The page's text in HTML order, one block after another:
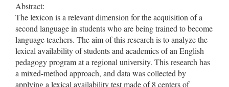
Abstract:
The lexicon is a relevant dimension for the acquisition of a
second language in students who are being trained to become
language teachers. The aim of this research is to analyze the
lexical availability of students and academics of an English
pedagogy program at a regional university. This research has
a mixed-method approach, and data was collected by
applying a lexical availability test made of 8 centers of